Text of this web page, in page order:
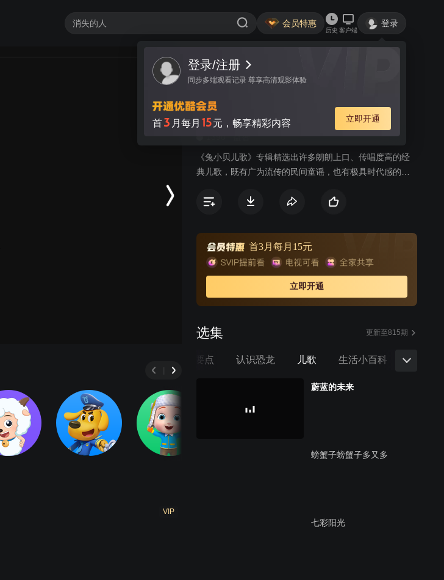
会员特惠
历史 客户端
登录
登录/注册
同步多端观看记录 尊享高清观影体验
首3 月每月 15元，畅享精彩内容 立即开通
视频 讨论
兔小贝儿歌
《兔小贝儿歌》专辑精选出许多朗朗上口、传唱度高的经
典儿歌，既有广为流传的民间童谣，也有极具时代感的原
手们童稚的嗓音为大家带来全新的儿歌世界。《兔小贝儿
儿童健康向上的精神风貌，让儿童感受到欢乐的音乐氛
围，还能从歌曲中学习语言，培养美感，启发益智，增长
见识。
首3月每月15元
立即开通
选集 更新至815期
新型冠状病毒防控要点 认识恐龙 儿歌 生活小百科 身体的
蔚蓝的未来
螃蟹子螃蟹子多又多
七彩阳光
VIP